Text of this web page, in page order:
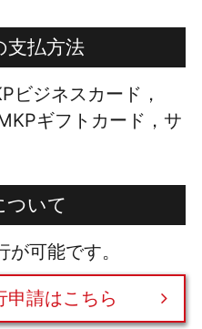
支払方法
ビジネスカード，
ギフトカード，サ
ついて
可能です。
申請はこちら